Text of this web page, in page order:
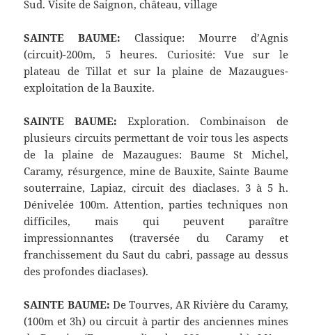
Sud. Visite de Saignon, château, village
SAINTE BAUME: Classique: Mourre d’Agnis
(circuit)-200m, 5 heures. Curiosité: Vue sur le
plateau de Tillat et sur la plaine de Mazaugues-
exploitation de la Bauxite.
SAINTE BAUME: Exploration. Combinaison de
plusieurs circuits permettant de voir tous les aspects
de la plaine de Mazaugues: Baume St Michel,
Caramy, résurgence, mine de Bauxite, Sainte Baume
souterraine, Lapiaz, circuit des diaclases. 3 à 5 h.
Dénivelée 100m. Attention, parties techniques non
difficiles, mais qui peuvent paraître
impressionnantes (traversée du Caramy et
franchissement du Saut du cabri, passage au dessus
des profondes diaclases).
SAINTE BAUME: De Tourves, AR Rivière du Caramy,
(100m et 3h) ou circuit à partir des anciennes mines